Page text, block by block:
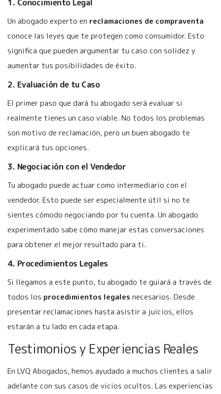
Un abogado experto en reclamaciones de compraventa
conoce las leyes que te protegen como consumidor. Esto
significa que pueden argumentar tu caso con solidez y
aumentar tus posibilidades de éxito.
2. Evaluación de tu Caso
El primer paso que dará tu abogado será evaluar si
realmente tienes un caso viable. No todos los problemas
son motivo de reclamación, pero un buen abogado te
explicará tus opciones.
3. Negociación con el Vendedor
Tu abogado puede actuar como intermediario con el
vendedor. Esto puede ser especialmente útil si no te
sientes cómodo negociando por tu cuenta. Un abogado
experimentado sabe cómo manejar estas conversaciones
para obtener el mejor resultado para ti.
4. Procedimientos Legales
Si llegamos a este punto, tu abogado te guiará a través de
todos los procedimientos legales necesarios. Desde
presentar reclamaciones hasta asistir a juicios, ellos
estarán a tu lado en cada etapa.
Testimonios y Experiencias Reales
En LVQ Abogados, hemos ayudado a muchos clientes a salir
adelante con sus casos de vicios ocultos. Las experiencias